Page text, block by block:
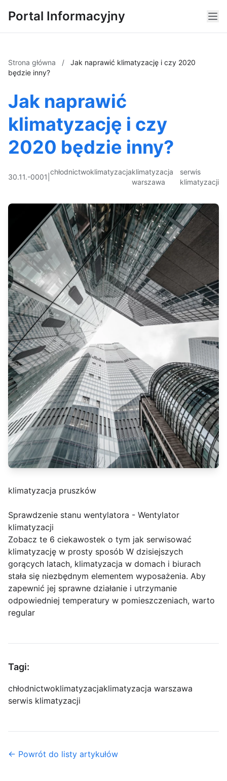
Portal Informacyjny
Strona główna /
Jak naprawić klimatyzację i czy 2020
będzie inny?
Jak naprawić
klimatyzację i czy
2020 będzie inny?
30.11.-0001
chłodnictwoklimatyzacjaklimatyzacja
warszawa
serwis
klimatyzacji
klimatyzacja pruszków
Sprawdzenie stanu wentylatora - Wentylator
klimatyzacji
Zobacz te 6 ciekawostek o tym jak serwisować
klimatyzację w prosty sposób W dzisiejszych
gorących latach, klimatyzacja w domach i biurach
stała się niezbędnym elementem wyposażenia. Aby
zapewnić jej sprawne działanie i utrzymanie
odpowiedniej temperatury w pomieszczeniach, warto
regular
Tagi:
chłodnictwoklimatyzacjaklimatyzacja warszawa
serwis klimatyzacji
← Powrót do listy artykułów